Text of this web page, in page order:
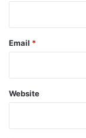
Email *
Website